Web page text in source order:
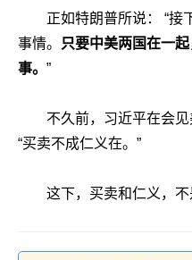
正如特朗普所说： “接
事情。
只要中美两国在一
事。 ”
不久前，习近平在会
“买卖不成仁义在。”
这下，买卖和仁义，不